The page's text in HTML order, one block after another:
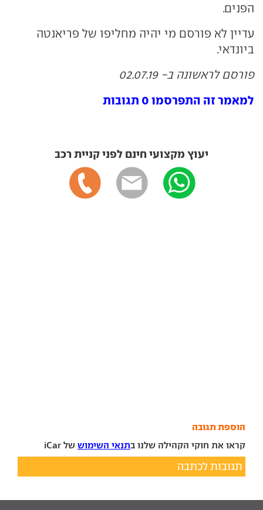
הפנים.
עדיין לא פורסם מי יהיה מחליפו של פריאנטה
ביונדאי.
פורסם לראשונה ב- 02.07.19
למאמר זה התפרסמו 0 תגובות
יעוץ מקצועי חינם לפני קניית רכב
הוספת תגובה
קראו את חוקי הקהילה שלנו בתנאי השימוש של iCar
תגובות לכתבה